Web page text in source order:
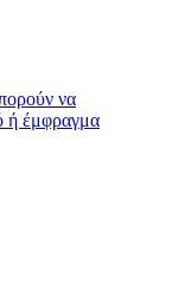
να
ή έμφραγμα